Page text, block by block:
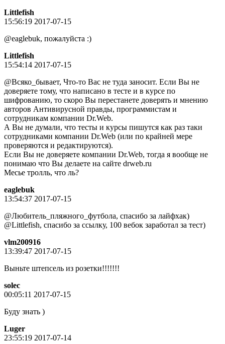
Littlefish
15:56:19 2017-07-15
@eaglebuk, пожалуйста :)
Littlefish
15:54:14 2017-07-15
@Всяко_бывает, Что-то Вас не туда заносит. Если Вы не
доверяете тому, что написано в тесте и в курсе по
шифрованию, то скоро Вы перестанете доверять и мнению
авторов Антивирусной правды, программистам и
сотрудникам компании Dr.Web.
А Вы не думали, что тесты и курсы пишутся как раз таки
сотрудниками компании Dr.Web (или по крайней мере
проверяются и редактируются).
Если Вы не доверяете компании Dr.Web, тогда я вообще не
понимаю что Вы делаете на сайте drweb.ru
Месье тролль, что ль?
eaglebuk
13:54:37 2017-07-15
@Любитель_пляжного_футбола, спасибо за лайфхак)
@Littlefish, спасибо за ссылку, 100 вебок заработал за тест)
vlm200916
13:39:47 2017-07-15
Выньте штепсель из розетки!!!!!!!
solec
00:05:11 2017-07-15
Буду знать )
Luger
23:55:19 2017-07-14